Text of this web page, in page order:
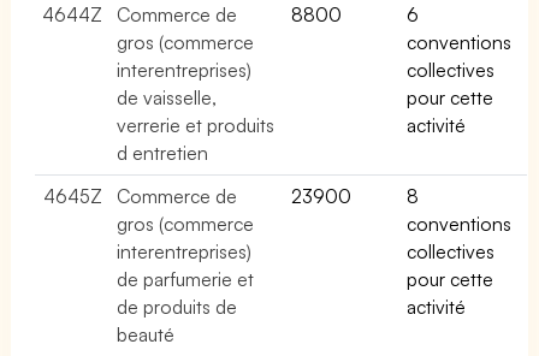
4644Z
Commerce de
gros (commerce
interentreprises)
de vaisselle,
verrerie et produits
d entretien
8800
6
conventions
collectives
pour cette
activité
4645Z
Commerce de
gros (commerce
interentreprises)
de parfumerie et
de produits de
beauté
23900
8
conventions
collectives
pour cette
activité